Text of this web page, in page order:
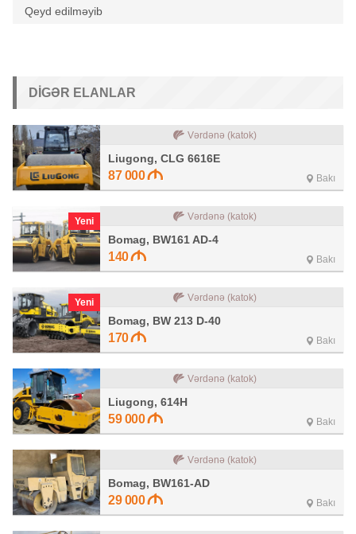
Qeyd edilməyib
DIGƏR ELANLAR
Vərdənə (katok)
Liugong, CLG 6616E
87 000 Bakı
Yeni Vərdənə (katok)
Bomag, BW161 AD-4
140 Bakı
Yeni Vərdənə (katok)
Bomag, BW 213 D-40
170 Bakı
Vərdənə (katok)
Liugong, 614H
59 000 Bakı
Vərdənə (katok)
Bomag, BW161-AD
29 000 Bakı